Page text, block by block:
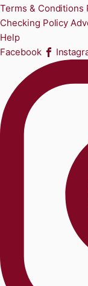
Terms & Conditions
Checking Policy
Help
Facebook